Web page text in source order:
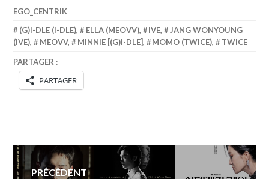
EGO_CENTRIK
(G)I-DLE (I-DLE), ELLA (MEOVV), IVE,
JANG WONYOUNG
(IVE), MEOVV, MINNIE [(G)I-DLE], MOMO (TWICE), TWICE
PARTAGER :
PARTAGER
Navigation
PRÉCÉDENT